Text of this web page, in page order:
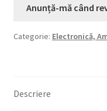
Categorie: Electronică,
Descriere